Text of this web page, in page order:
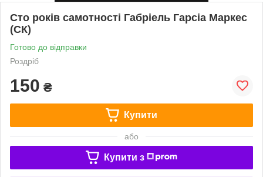
Сто років самотності Габріель Гарсіа Маркес
(СК)
Готово до відправки
Роздріб
150 ₴
Купити
або
Купити з